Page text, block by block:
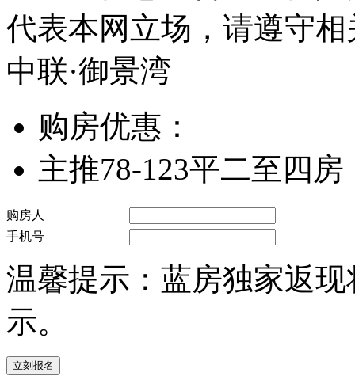
代表本网立场，请遵守
中联·御景湾
购房优惠：
主推78-123平二至四
购房人
手机号
温馨提示：蓝房独家返
示。